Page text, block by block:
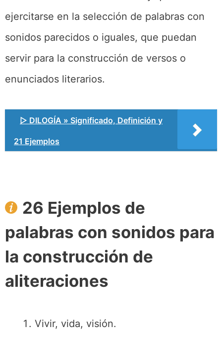
ejercitarse en la selección de palabras con
sonidos parecidos o iguales, que puedan
servir para la construcción de versos o
enunciados literarios.
▷ DILOGÍA » Significado, Definición y
21 Ejemplos
26 Ejemplos de
palabras con sonidos para
la construcción de
aliteraciones
Vivir, vida, visión.